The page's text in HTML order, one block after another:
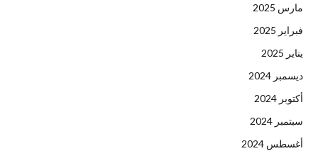
مارس 2025
فبراير 2025
يناير 2025
ديسمبر 2024
أكتوبر 2024
سبتمبر 2024
أغسطس 2024